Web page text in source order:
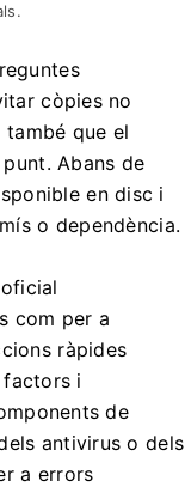
còpies no
que el
Abans de
en disc i
o dependència.
com per a
ràpides
factors i
de
antivirus o dels
a errors